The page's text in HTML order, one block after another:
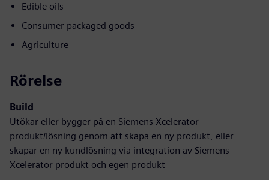
Edible oils
Consumer packaged goods
Agriculture
Rörelse
Build
Utökar eller bygger på en Siemens Xcelerator
produkt/lösning genom att skapa en ny produkt, eller
skapar en ny kundlösning via integration av Siemens
Xcelerator produkt och egen produkt